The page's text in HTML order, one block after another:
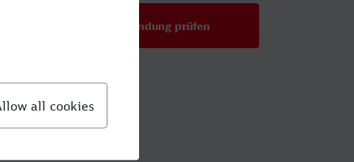
Verbindung prüfen